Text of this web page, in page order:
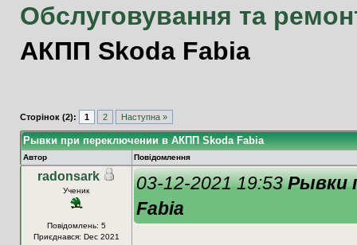
Обслуговування та
АКПП Skoda Fabia
Сторінок (2): 1 2 Наступна »
Рывки при переключении в АКПП Skoda Fabia
Автор Повідомлення
radonsark
Ученик
Повідомлень: 5
Приєднався: Dec 2021
03-12-2021 19:53Рывки
Fabia